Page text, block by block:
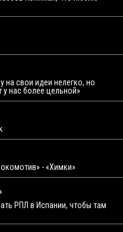
на свои идеи нелегко, но
у нас более цельной»
- «Химки»
РПЛ в Испании, чтобы там